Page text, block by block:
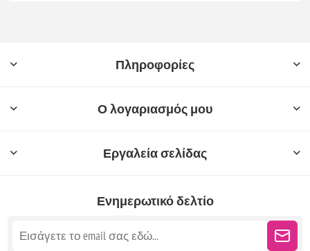
Πληροφορίες
Ο λογαριασμός μου
Εργαλεία σελίδας
Ενημερωτικό δελτίο